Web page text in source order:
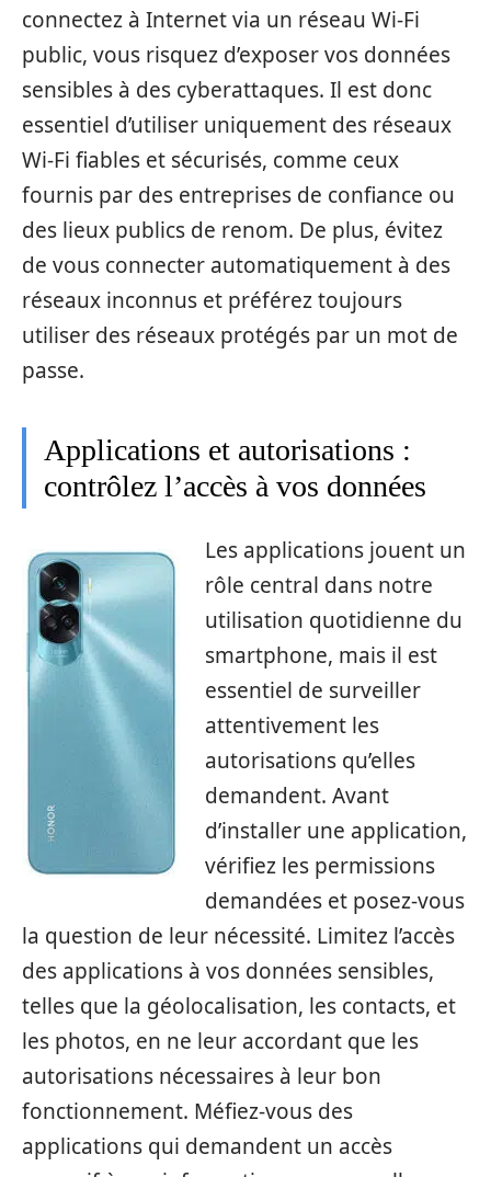
connectez à Internet via un réseau Wi-Fi
public, vous risquez d’exposer vos données
sensibles à des cyberattaques. Il est donc
essentiel d’utiliser uniquement des réseaux
Wi-Fi fiables et sécurisés, comme ceux
fournis par des entreprises de confiance ou
des lieux publics de renom. De plus, évitez
de vous connecter automatiquement à des
réseaux inconnus et préférez toujours
utiliser des réseaux protégés par un mot de
passe.
Applications et autorisations :
contrôlez l’accès à vos données
Les applications jouent un
rôle central dans notre
utilisation quotidienne du
smartphone, mais il est
essentiel de surveiller
attentivement les
autorisations qu’elles
demandent. Avant
d’installer une application,
vérifiez les permissions
demandées et posez-vous
la question de leur nécessité. Limitez l’accès
des applications à vos données sensibles,
telles que la géolocalisation, les contacts, et
les photos, en ne leur accordant que les
autorisations nécessaires à leur bon
fonctionnement. Méfiez-vous des
applications qui demandent un accès